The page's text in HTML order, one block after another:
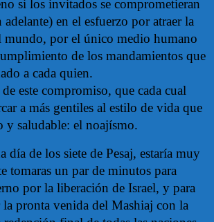
si los invitados se comprometieran
adelante) en el esfuerzo por atraer la
mundo, por el único medio humano
de los mandamientos que
a cada quien.
este compromiso, que cada cual
a más gentiles al estilo de vida que
y saludable: el noajísmo.
día de los siete de Pesaj, estaría muy
tomaras un par de minutos para
por la liberación de Israel, y para
pronta venida del Mashiaj con la